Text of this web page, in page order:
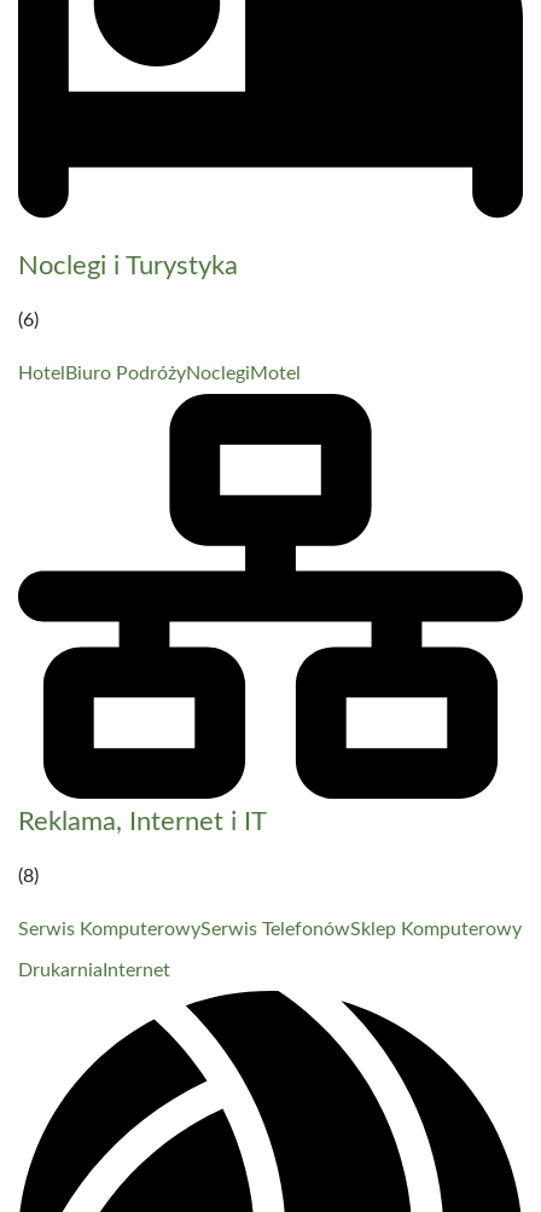
Noclegi i Turystyka
(6)
Hotel Biuro PodróżyNoclegiMotel
Reklama, Internet i IT
(8)
Serwis KomputerowySerwis TelefonówSklep Komputerowy
Drukarnia Internet